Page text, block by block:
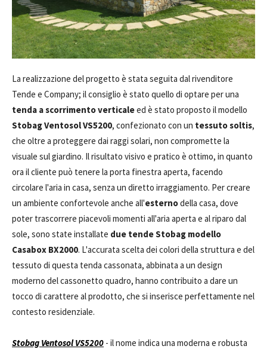
La realizzazione del progetto è stata seguita dal rivenditore
Tende e Company; il consiglio è stato quello di optare per una
tenda a scorrimento verticaleed è stato proposto il modello
Stobag Ventosol VS5200, confezionato con un tessuto soltis,
che oltre a proteggere dai raggi solari, non compromette la
visuale sul giardino. Il risultato visivo e pratico è ottimo, in quanto
ora il cliente può tenere la porta finestra aperta, facendo
circolare l'aria in casa, senza un diretto irraggiamento. Per creare
un ambiente confortevole anche all'esternodella casa, dove
poter trascorrere piacevoli momenti all'aria aperta e al riparo dal
sole, sono state installate due tende Stobag modello
Casabox BX2000. L'accurata scelta dei colori della struttura e del
tessuto di questa tenda cassonata, abbinata a un design
moderno del cassonetto quadro, hanno contribuito a dare un
tocco di carattere al prodotto, che si inserisce perfettamente nel
contesto residenziale.
Stobag Ventosol VS5200 - il nome indica una moderna e robusta